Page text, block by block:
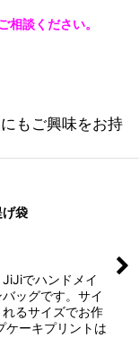
談ください。
もご興味をお持
袋
でハンドメイ
ッグです。サイ
るサイズでお作
ケーキプリントは